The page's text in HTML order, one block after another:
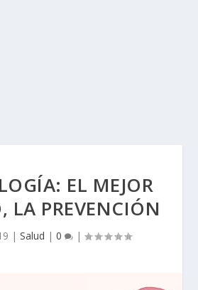
EL MEJOR
LA PREVENCIÓN
| Salud | 0 |